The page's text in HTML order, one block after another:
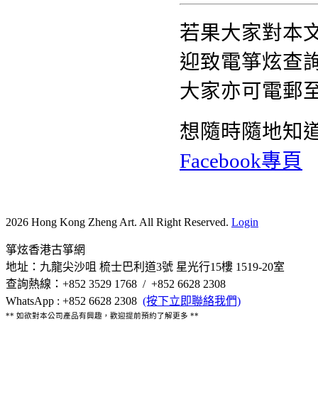
若果大家對本
迎致電箏炫查
大家亦可電郵
想隨時隨地知
Facebook專頁
2026 Hong Kong Zheng Art. All Right Reserved. Login
箏炫香港古箏網
地址：九龍尖沙咀 梳士巴利道3號 星光行15樓 1519-20室
查詢熱線：+852 3529 1768 / +852 6628 2308
WhatsApp : +852 6628 2308 (按下立即聯絡我們)
** 如欲對本公司產品有興趣，歡迎提前預約了解更多 **